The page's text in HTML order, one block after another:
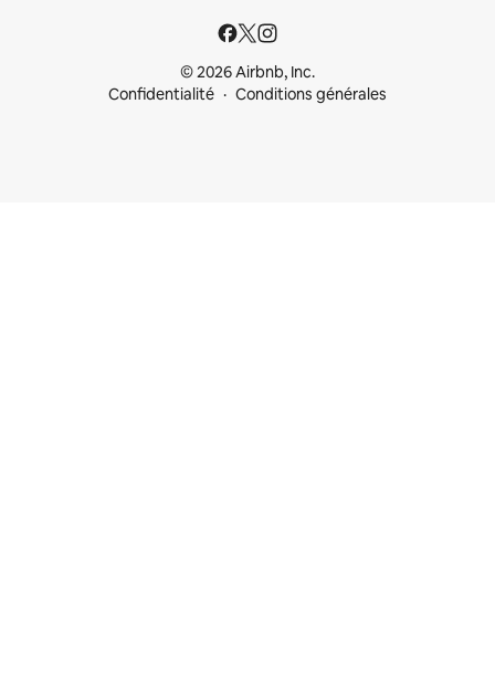
© 2026 Airbnb, Inc.
Confidentialité
Conditions générales